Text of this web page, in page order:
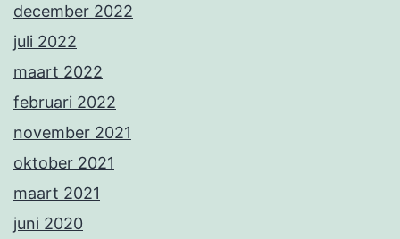
december 2022
juli 2022
maart 2022
februari 2022
november 2021
oktober 2021
maart 2021
juni 2020